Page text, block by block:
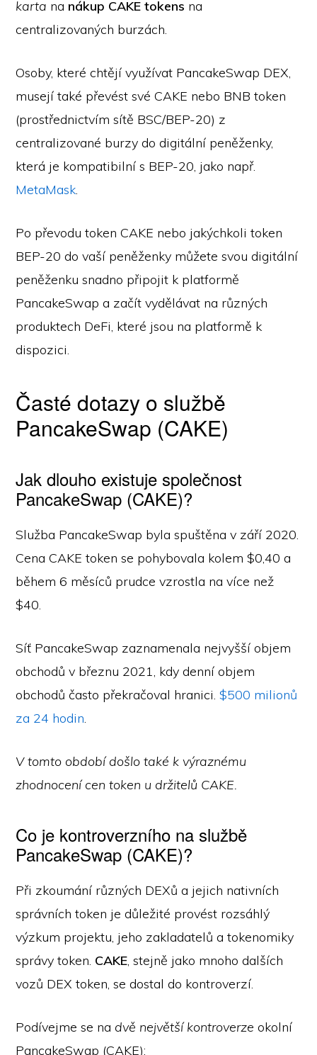
karta na nákup CAKE tokens na
centralizovaných burzách.
Osoby, které chtějí využívat PancakeSwap DEX,
musejí také převést své CAKE nebo BNB token
(prostřednictvím sítě BSC/BEP-20) z
centralizované burzy do digitální peněženky,
která je kompatibilní s BEP-20, jako např.
MetaMask.
Po převodu token CAKE nebo jakýchkoli token
BEP-20 do vaší peněženky můžete svou digitální
peněženku snadno připojit k platformě
PancakeSwap a začít vydělávat na různých
produktech DeFi, které jsou na platformě k
dispozici.
Časté dotazy o službě
PancakeSwap (CAKE)
Jak dlouho existuje společnost
PancakeSwap (CAKE)?
Služba PancakeSwap byla spuštěna v září 2020.
Cena CAKE token se pohybovala kolem $0,40 a
během 6 měsíců prudce vzrostla na více než
$40.
Síť PancakeSwap zaznamenala nejvyšší objem
obchodů v březnu 2021, kdy denní objem
obchodů často překračoval hranici.$500 milionů
za 24 hodin.
V tomto období došlo také k výraznému
zhodnocení cen token u držitelů CAKE.
Co je kontroverzního na službě
PancakeSwap (CAKE)?
Při zkoumání různých DEXů a jejich nativních
správních token je důležité provést rozsáhlý
výzkum projektu, jeho zakladatelů a tokenomiky
správy token. CAKE, stejně jako mnoho dalších
vozů DEX token, se dostal do kontroverzí.
Podívejme se na dvě největší kontroverzeokolní
PancakeSwap (CAKE):